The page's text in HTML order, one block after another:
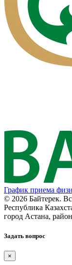
График приема
© 2026 Байтерек.
Республика
город Астана,
Задать вопрос
×